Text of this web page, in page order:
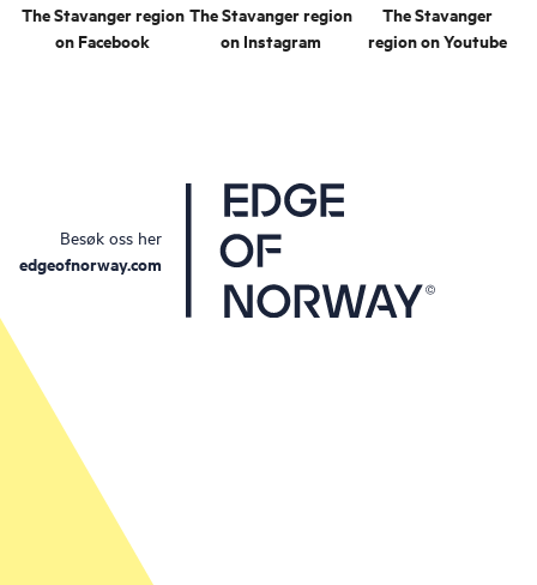
The Stavanger region
on Facebook
The Stavanger region
on Instagram
The Stavanger
region on Youtube
Besøk oss her
edgeofnorway.com